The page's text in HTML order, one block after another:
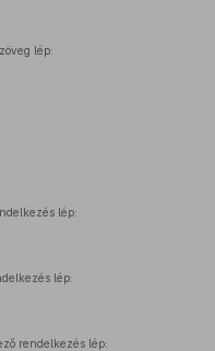
lép:
lép:
lép:
rendelkezés lép: